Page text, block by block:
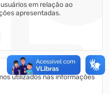
em relação ao
apresentadas.
utilizados nas informações